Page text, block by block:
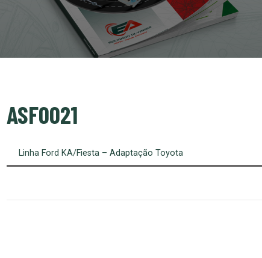
ASF0021
Linha Ford KA/Fiesta – Adaptação Toyota